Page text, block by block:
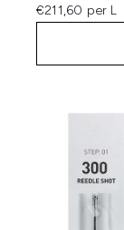
€211,60 per L